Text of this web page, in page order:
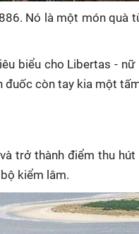
Nó là một món quà
biểu cho Libertas -
đuốc còn tay kia một
trở thành điểm thu hút
kiểm lâm.